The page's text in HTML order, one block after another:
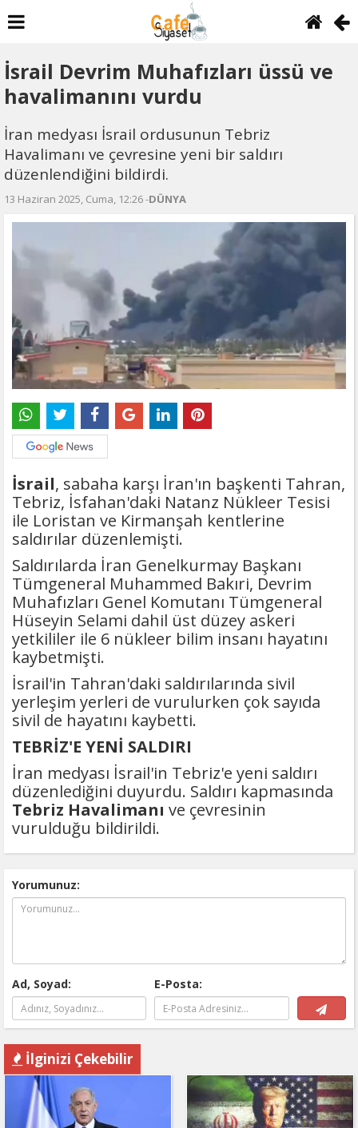
İsrail Devrim Muhafızları üssü ve
havalimanını vurdu
İran medyası İsrail ordusunun Tebriz
Havalimanı ve çevresine yeni bir saldırı
düzenlendiğini bildirdi.
13 Haziran 2025, Cuma, 12:26 -DÜNYA
İsrail, sabaha karşı İran'ın başkenti Tahran,
Tebriz, İsfahan'daki Natanz Nükleer Tesisi
ile Loristan ve Kirmanşah kentlerine
saldırılar düzenlemişti.
Saldırılarda İran Genelkurmay Başkanı
Tümgeneral Muhammed Bakıri, Devrim
Muhafızları Genel Komutanı Tümgeneral
Hüseyin Selami dahil üst düzey askeri
yetkililer ile 6 nükleer bilim insanı hayatını
kaybetmişti.
İsrail'in Tahran'daki saldırılarında sivil
yerleşim yerleri de vurulurken çok sayıda
sivil de hayatını kaybetti.
TEBRİZ'E YENİ SALDIRI
İran medyası İsrail'in Tebriz'e yeni saldırı
düzenlediğini duyurdu. Saldırı kapmasında
Tebriz Havalimanı ve çevresinin
vurulduğu bildirildi.
Yorumunuz:
Ad, Soyad: E-Posta:
İlginizi Çekebilir